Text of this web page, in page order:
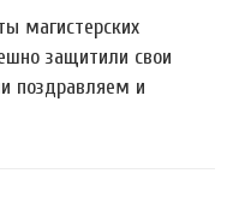
магистерских
защитили свои
поздравляем и